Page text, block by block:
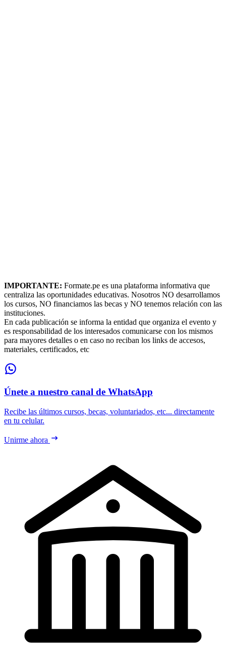
IMPORTANTE: Formate.pe es una plataforma informativa que
centraliza las oportunidades educativas. Nosotros NO desarrollamos
los cursos, NO financiamos las becas y NO tenemos relación con las
instituciones.
En cada publicación se informa la entidad que organiza el evento y
es responsabilidad de los interesados comunicarse con los mismos
para mayores detalles o en caso no reciban los links de accesos,
materiales, certificados, etc
Únete a nuestro canal de WhatsApp
Recibe las últimos cursos, becas, voluntariados, etc... directamente
en tu celular.
Unirme ahora